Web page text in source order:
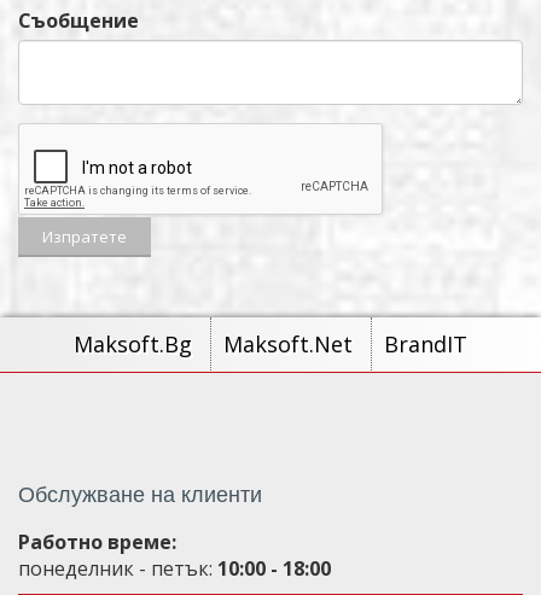
Съобщение
Maksoft.Bg Maksoft.Net BrandIT
Обслужване на клиенти
Работно време:
понеделник - петък: 10:00 - 18:00